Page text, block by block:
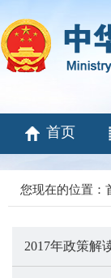
首页
您现在的位置：
2017年政策解